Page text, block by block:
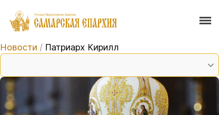
Новости / Патриарх Кирилл